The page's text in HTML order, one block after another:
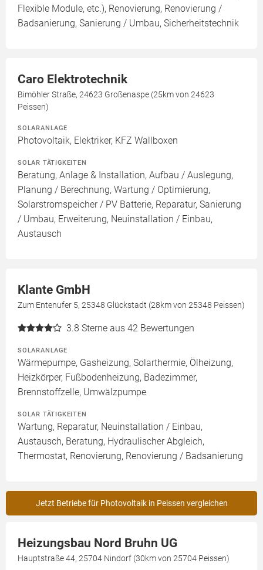
Flexible Module, etc.), Renovierung, Renovierung /
Badsanierung, Sanierung / Umbau, Sicherheitstechnik
Caro Elektrotechnik
Bimöhler Straße, 24623 Großenaspe (25km von 24623
Peissen)
SOLARANLAGE
Photovoltaik, Elektriker, KFZ Wallboxen
SOLAR TÄTIGKEITEN
Beratung, Anlage & Installation, Aufbau / Auslegung,
Planung / Berechnung, Wartung / Optimierung,
Solarstromspeicher / PV Batterie, Reparatur, Sanierung
/ Umbau, Erweiterung, Neuinstallation / Einbau,
Austausch
Klante GmbH
Zum Entenufer 5, 25348 Glückstadt (28km von 25348 Peissen)
3.8 Sterne aus 42 Bewertungen
SOLARANLAGE
Wärmepumpe, Gasheizung, Solarthermie, Ölheizung,
Heizkörper, Fußbodenheizung, Badezimmer,
Brennstoffzelle, Umwälzpumpe
SOLAR TÄTIGKEITEN
Wartung, Reparatur, Neuinstallation / Einbau,
Austausch, Beratung, Hydraulischer Abgleich,
Thermostat, Renovierung, Renovierung / Badsanierung
Jetzt Betriebe für Photovoltaik in Peissen vergleichen
Heizungsbau Nord Bruhn UG
Hauptstraße 44, 25704 Nindorf (30km von 25704 Peissen)